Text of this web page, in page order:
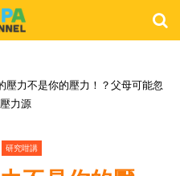
壓力不是你的壓力！？父母可能忽
力源
研究咁講